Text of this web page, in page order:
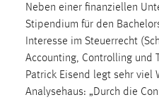
Neben einer finanziellen
Stipendium für den
Interesse im Steuerrecht
Accounting, Controlling und
Patrick Eisend legt sehr viel
Analysehaus: „Durch die
1 Jahr
Performance
Name:
staticfilecache